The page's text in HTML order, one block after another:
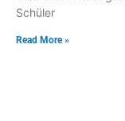
Schüler
Read More »